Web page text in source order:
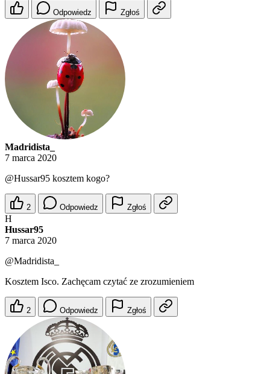
Odpowiedz Zgłoś
Madridista_
7 marca 2020
@Hussar95 kosztem kogo?
2 Odpowiedz Zgłoś
H
Hussar95
7 marca 2020
@Madridista_
Kosztem Isco. Zachęcam czytać ze zrozumieniem
2 Odpowiedz Zgłoś